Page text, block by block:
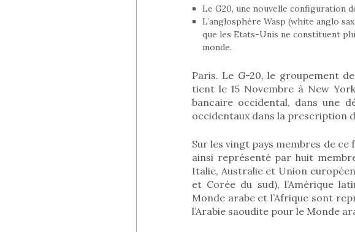
Le G20, une nouvelle configuration
L’anglosphère Wasp (white anglo
que les Etats-Unis ne constituent
monde.
Paris. Le G-20, le groupement
tient le 15 Novembre à New
bancaire occidental, dans une
occidentaux dans la prescription
Sur les vingt pays membres de
ainsi représenté par huit
Italie, Australie et Union
et Corée du sud), l’Amérique
Monde arabe et l’Afrique sont
l’Arabie saoudite pour le Monde